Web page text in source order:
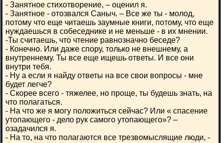
- Занятное стихотворение, – оценил я.
- Занятное - отозвался Саныч. – Все же ты - молод,
потому что еще читаешь заумные книги, потому, что еще
нуждаешься в собеседнике и не меньше - в их мнении.
-Ты считаешь, что чтение равнозначно беседе?
- Конечно. Или даже спору, только не внешнему, а
внутреннему. Ты все еще ищешь ответы. И все они
внутри тебя.
- Ну а если я найду ответы на все свои вопросы - мне
будет легче?
- Скорее всего - тяжелее, но проще, ты будешь знать, на
что полагаться.
- На что же я могу положиться сейчас? Или « спасение
утопающего - дело рук самого утопающего»? –
озадачился я.
- На то, на что полагаются все трезвомыслящие люди, -